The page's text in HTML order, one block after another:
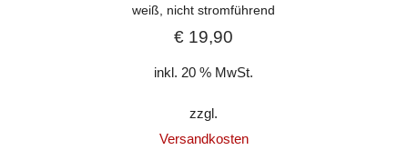
weiß, nicht stromführend
€ 19,90
inkl. 20 % MwSt.
zzgl.
Versandkosten